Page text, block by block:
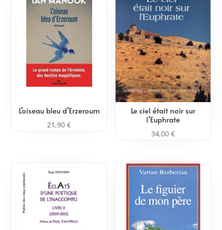
L’oiseau bleu d’Erzeroum
21,90€
Le ciel était noir sur
l’Euphrate
34,00 €